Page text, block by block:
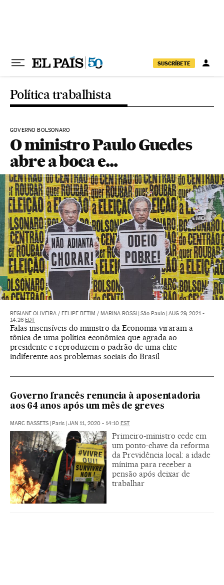
SUSCRÍBETE
Política trabalhista
GOVERNO BOLSONARO
O ministro Paulo Guedes
abre a boca e...
REGIANE OLIVEIRA / FELIPE BETIM / MARINA ROSSI São Paulo AUG 29, 2021 -
14:26 EDT
Falas insensíveis do ministro da Economia viraram a
tônica de uma política econômica que agrada ao
presidente e reproduzem o padrão de uma elite
indiferente aos problemas sociais do Brasil
Governo francês renuncia à aposentadoria
aos 64 anos após um mês de greves
MARC BASSETS París JAN 11, 2020 - 14:10 EST
Primeiro-ministro cede em
um ponto-chave da reforma
da Previdência local: a idade
mínima para receber a
pensão após deixar de
trabalhar